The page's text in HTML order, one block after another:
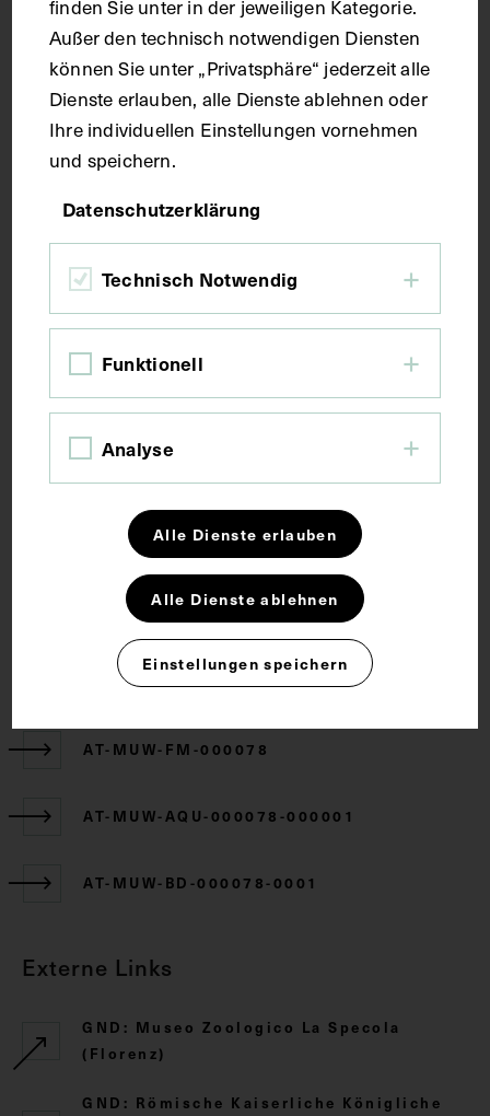
Maße
Seitenblatt 36,8 x 26,2 cm
Kurzbeschreibung
Wachsmodell des Zwerchfells.
Schlagwörter
Anatomie
CC BY-NC-SA 4.0
Zugehörige Objekte
AT-MUW-FM-000078
AT-MUW-AQU-000078-000001
AT-MUW-BD-000078-0001
Externe Links
GND: Museo Zoologico La Specola
(Florenz)
GND: Römische Kaiserliche Königliche
finden Sie unter in der jeweiligen Kategorie.
Außer den technisch notwendigen Diensten
können Sie unter „Privatsphäre“ jederzeit alle
Dienste erlauben, alle Dienste ablehnen oder
Ihre individuellen Einstellungen vornehmen
und speichern.
Datenschutzerklärung
Technisch Notwendig
Funktionell
Analyse
Alle Dienste erlauben
Alle Dienste ablehnen
Einstellungen speichern